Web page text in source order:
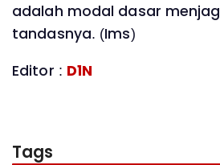
adalah modal dasar
tandasnya. (Ims)
Editor : D1N
Tags